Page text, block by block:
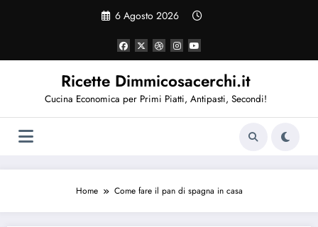
6 Agosto 2026
Ricette Dimmicosacerchi.it
Cucina Economica per Primi Piatti, Antipasti, Secondi!
Home Come fare il pan di spagna in casa